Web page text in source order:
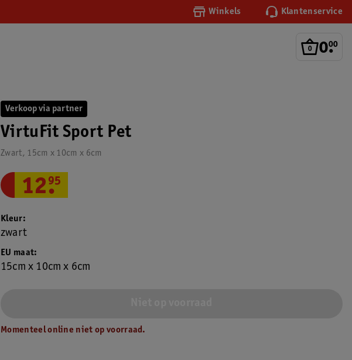
Winkels Klantenservice
0.
00
Verkoop via partner
VirtuFit Sport Pet
Zwart, 15cm x 10cm x 6cm
12.
95
EU maat
15cm x 10cm x 6cm
Kleur
zwart
Momenteel online niet op voorraad.